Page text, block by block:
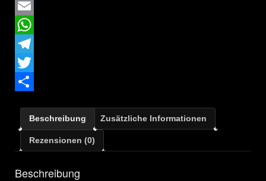
Traum...
Menge
Facebook
Email
WhatsApp
Telegram
Twitter
Beschreibung
Zusätzliche Informationen
Rezensionen (0)
Beschreibung